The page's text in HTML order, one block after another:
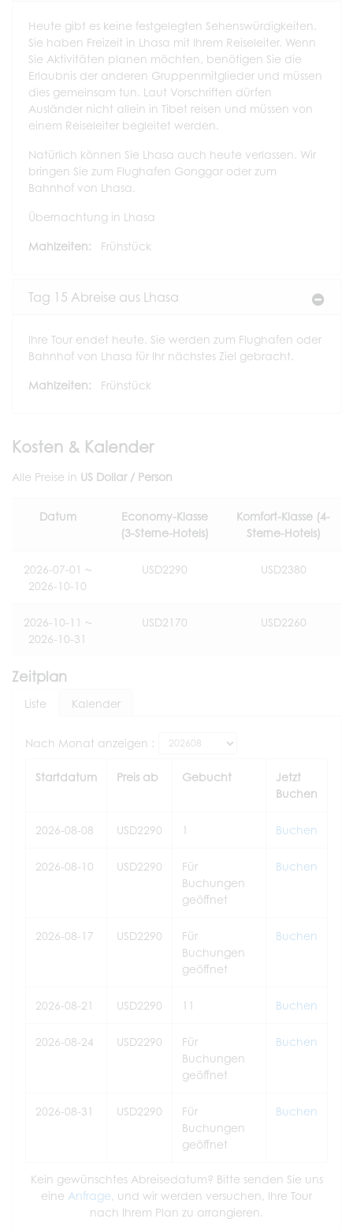
Heute gibt es keine festgelegten Sehenswürdigkeiten.
Sie haben Freizeit in Lhasa mit Ihrem Reiseleiter. Wenn
Sie Aktivitäten planen möchten, benötigen Sie die
Erlaubnis der anderen Gruppenmitglieder und müssen
dies gemeinsam tun. Laut Vorschriften dürfen
Ausländer nicht allein in Tibet reisen und müssen von
einem Reiseleiter begleitet werden.
Natürlich können Sie Lhasa auch heute verlassen. Wir
bringen Sie zum Flughafen Gonggar oder zum
Bahnhof von Lhasa.
Übernachtung in Lhasa
Mahlzeiten: Frühstück
Tag 15 Abreise aus Lhasa
Ihre Tour endet heute. Sie werden zum Flughafen oder
Bahnhof von Lhasa für Ihr nächstes Ziel gebracht.
Mahlzeiten: Frühstück
Kosten & Kalender
Alle Preise in US Dollar / Person
Datum
Economy-Klasse
(3-Sterne-Hotels)
Komfort-Klasse (4-
Sterne-Hotels)
2026-07-01 ~
2026-10-10
USD2290 USD2380
2026-10-11 ~
2026-10-31
USD2170 USD2260
Zeitplan
Liste Kalender
Nach Monat anzeigen :
Startdatum Preis ab Gebucht
Jetzt
Buchen
2026-08-08 USD2290 1 Buchen
2026-08-10 USD2290
Für
Buchungen
geöffnet
Buchen
2026-08-17 USD2290
Für
Buchungen
geöffnet
Buchen
2026-08-21 USD2290 11 Buchen
2026-08-24 USD2290
Für
Buchungen
geöffnet
Buchen
2026-08-31 USD2290
Für
Buchungen
geöffnet
Buchen
Kein gewünschtes Abreisedatum? Bitte senden Sie uns
eine Anfrage, und wir werden versuchen, Ihre Tour
nach Ihrem Plan zu arrangieren.